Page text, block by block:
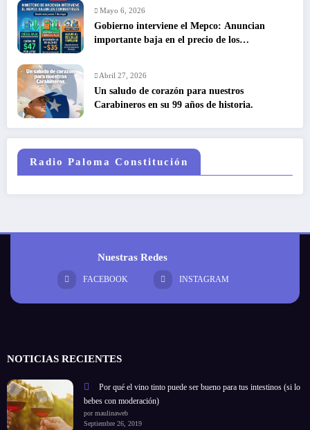
Mayo 6, 2026
Gobierno interviene el Mepco: Anuncian
importante baja en el precio de los
Abril 27, 2026
Un saludo de corazón para nuestros
Carabineros en su 99 años de historia.
Radio Paloma Constitución
Nuestras Redes
FACEBOOK INSTAGRAM
NOTICIAS RECIENTES
Por qué el vino tinto puede ser bueno para tus intestinos (si lo
bebes con moderación)
por maulinaweb
Septiembre 26, 2019